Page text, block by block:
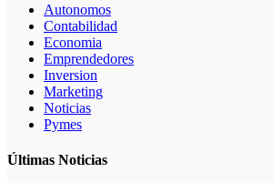
Autonomos
Contabilidad
Economia
Emprendedores
Inversion
Marketing
Noticias
Pymes
Últimas Noticias